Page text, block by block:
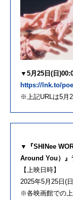
▼5月25日(日
https://lnk.to/
※上記URLは5月
▼『SHINee
Around You）』
【上映日時】
2025年5月25日(
※各映画館での上